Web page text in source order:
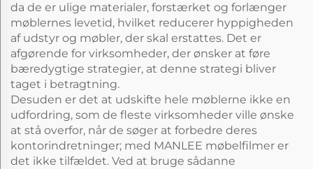
da de er ulige materialer, forstærket og forlænger
møblernes levetid, hvilket reducerer hyppigheden
af udstyr og møbler, der skal erstattes. Det er
afgørende for virksomheder, der ønsker at føre
bæredygtige strategier, at denne strategi bliver
taget i betragtning.
Desuden er det at udskifte hele møblerne ikke en
udfordring, som de fleste virksomheder ville ønske
at stå overfor, når de søger at forbedre deres
kontorindretninger; med MANLEE møbelfilmer er
det ikke tilfældet. Ved at bruge sådanne